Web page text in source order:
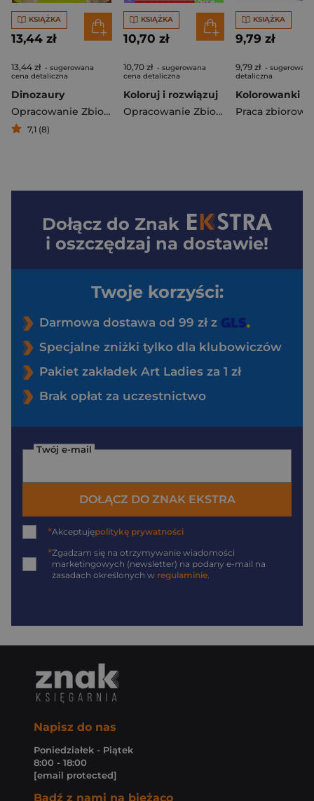
KSIĄŻKA
13,44 zł
13,44 zł - sugerowana
cena detaliczna
Dinozaury
Opracowanie Zbiorowe
7,1 (8)
KSIĄŻKA
10,70 zł
10,70 zł - sugerowana
cena detaliczna
Koloruj i rozwiązuj
Opracowanie Zbiorowe
KSIĄŻKA
9,79 zł
9,79 zł -
detaliczna
Praca zbiorowa
Dołącz do Znak
i oszczędzaj na dostawie!
Twoje korzyści:
Darmowa dostawa od 99 zł z
Specjalne zniżki tylko dla klubowiczów
Pakiet zakładek Art Ladies za 1 zł
Brak opłat za uczestnictwo
Twój e-mail
DOŁĄCZ DO ZNAK EKSTRA
*Akceptujępolitykę prywatności
*Zgadzam się na otrzymywanie wiadomości
marketingowych (newsletter) na podany e-mail na
zasadach określonych w regulaminie
Napisz do nas
Poniedziałek - Piątek
8:00 - 18:00
[email protected]
Bądź z nami na bieżąco